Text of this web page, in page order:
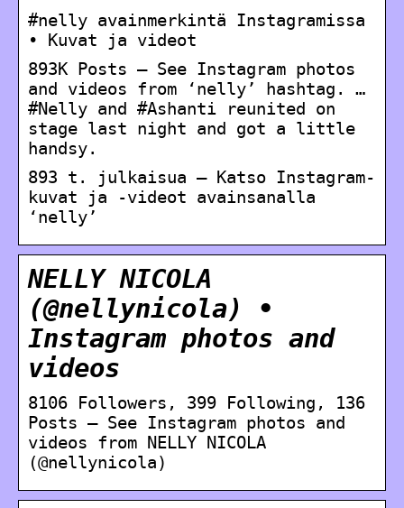
#nelly avainmerkintä Instagramissa
• Kuvat ja videot
893K Posts – See Instagram photos
and videos from ‘nelly’ hashtag. …
#Nelly and #Ashanti reunited on
stage last night and got a little
handsy.
893 t. julkaisua – Katso Instagram-
kuvat ja -videot avainsanalla
‘nelly’
NELLY NICOLA
(@nellynicola) •
Instagram photos and
videos
8106 Followers, 399 Following, 136
Posts – See Instagram photos and
videos from NELLY NICOLA
(@nellynicola)